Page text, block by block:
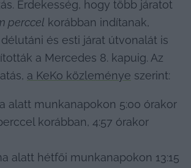
Érdekesség, hogy több járatot
perccel korábban indítanak,
és esti járat útvonalát is
a Mercedes 8. kapuig. Az
a KeKo közleménye szerint:
alatt munkanapokon 5:00 órakor
korábban, 4:57 órakor